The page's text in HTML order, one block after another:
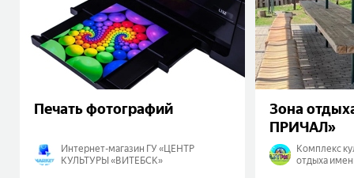
Печать фотографий
Интернет-магазин ГУ «ЦЕНТР
КУЛЬТУРЫ «ВИТЕБСК»
Зона
ПРИЧАЛ»
Комплекс
отдыха